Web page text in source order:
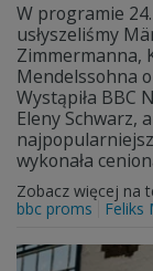
W programie
usłyszeliśmy
Zimmermanna,
Mendelssohna
Wystąpiła BBC
Eleny Schwarz,
wykonała
Zobacz więcej na
bbc proms
Feliks